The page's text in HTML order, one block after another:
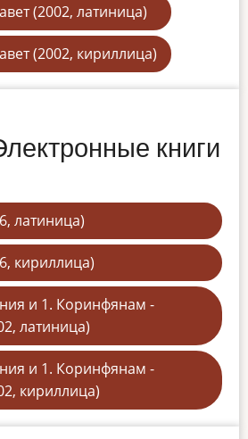
(2002, латиница)
(2002, кириллица)
книги
латиница)
кириллица)
и 1. Коринфянам -
латиница)
и 1. Коринфянам -
кириллица)